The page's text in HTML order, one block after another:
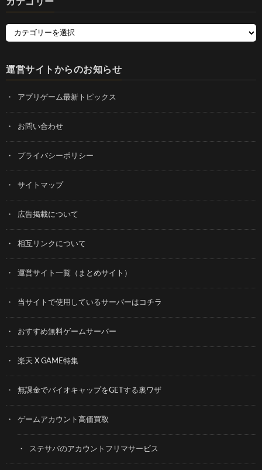
運営サイトからのお知らせ
アプリゲーム最新トピックス
お問い合わせ
プライバシーポリシー
サイトマップ
広告掲載について
相互リンクについて
運営サイト一覧（まとめサイト）
当サイトで使用しているサーバーはコチラ
おすすめ無料ゲームサーバー
楽天 X GAME特集
無課金でバイオキャップをGETする裏ワザ
ゲームアカウント高価買取
ステサバのアカウントフリマサービス